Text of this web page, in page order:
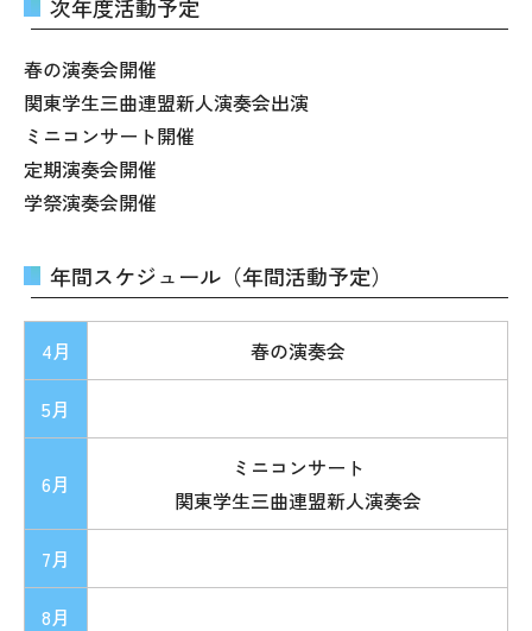
次年度活動予定
春の演奏会開催
関東学生三曲連盟新人演奏会出演
ミニコンサート開催
定期演奏会開催
学祭演奏会開催
年間スケジュール（年間活動予定）
4月 春の演奏会
5月
6月
ミニコンサート
関東学生三曲連盟新人演奏会
7月
8月